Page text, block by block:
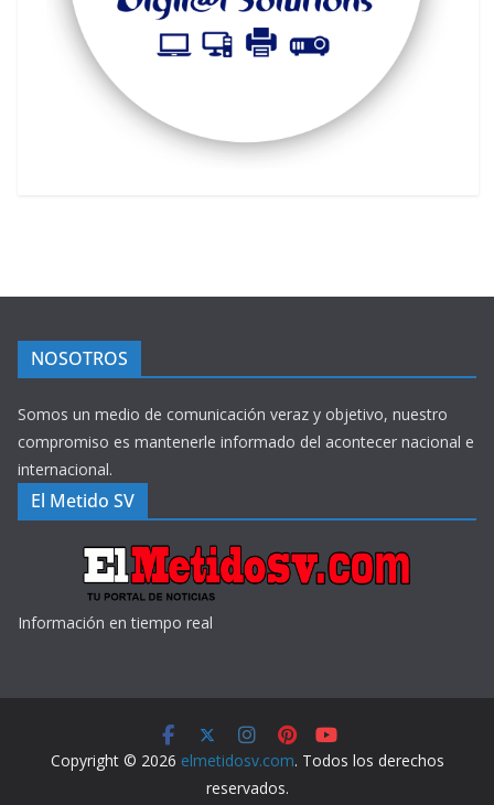
NOSOTROS
Somos un medio de comunicación veraz y objetivo, nuestro
compromiso es mantenerle informado del acontecer nacional e
internacional.
El Metido SV
Información en tiempo real
Copyright © 2026 elmetidosv.com. Todos los derechos
reservados.